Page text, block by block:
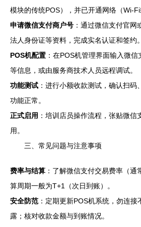
模块的传统POS），并已开通网络（Wi-Fi
申请微信支付商户号 ：通过微信支付官网
法人身份证等资料，完成实名认证和签约。
POS机配置 ：在POS机管理界面输入微
等信息，或由服务商技术人员远程调试。
功能测试 ：进行小额收款测试，确认扫
功能正常。
正式启用 ：培训店员操作流程，张贴微信
用。
三、常见问题与注意事项
费率与结算 ：了解微信支付交易费率（
算周期一般为T+1（次日到账）。
安全防范 ：定期更新POS机系统，勿连
露；核对收款金额与到账情况。